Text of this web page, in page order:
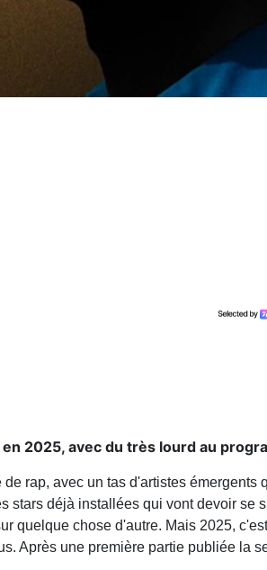
2025, avec du très lourd au
rap, avec un tas d'artistes émergents
stars déjà installées qui vont devoir se
quelque chose d'autre. Mais 2025,
Après une première partie publiée la